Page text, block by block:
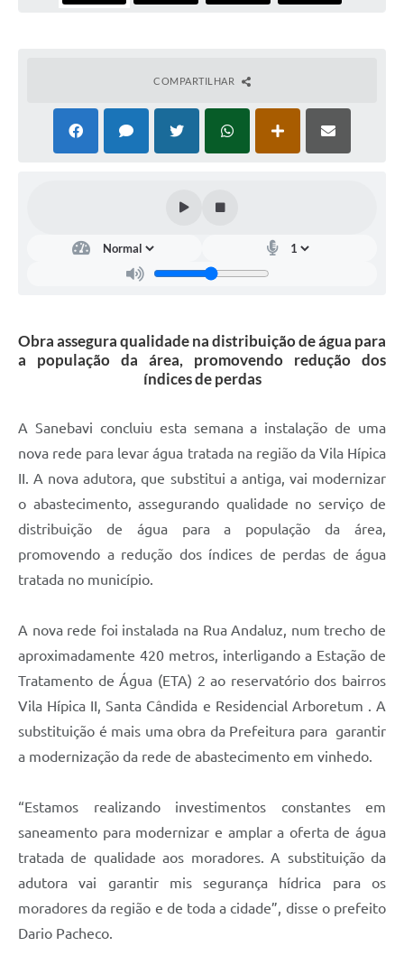
Associação dos Servidores Públicos Municipais de
Vinhedo
Arquivos para Download
Contas Públicas
Serviços Online
COMPARTILHAR
Obra assegura qualidade na distribuição de água para
a população da área, promovendo redução dos
índices de perdas
A Sanebavi concluiu esta semana a instalação de uma
nova rede para levar água tratada na região da Vila Hípica
II. A nova adutora, que substitui a antiga, vai modernizar
o abastecimento, assegurando qualidade no serviço de
distribuição de água para a população da área,
promovendo a redução dos índices de perdas de água
tratada no município.
A nova rede foi instalada na Rua Andaluz, num trecho de
aproximadamente 420 metros, interligando a Estação de
Tratamento de Água (ETA) 2 ao reservatório dos bairros
Vila Hípica II, Santa Cândida e Residencial Arboretum . A
substituição é mais uma obra da Prefeitura para garantir
a modernização da rede de abastecimento em vinhedo.
“Estamos realizando investimentos constantes em
saneamento para modernizar e amplar a oferta de água
tratada de qualidade aos moradores. A substituição da
adutora vai garantir mis segurança hídrica para os
moradores da região e de toda a cidade”, disse o prefeito
Dario Pacheco.